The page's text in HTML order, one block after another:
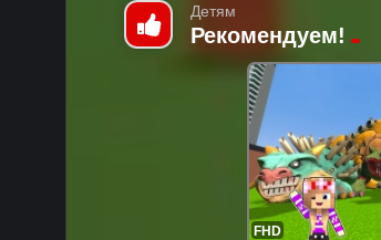
Детям
Рекомендуем!
FHD